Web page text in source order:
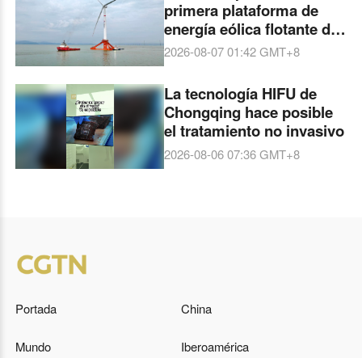
primera plataforma de
energía eólica flotante de
China
2026-08-07 01:42GMT+8
La tecnología HIFU de
Chongqing hace posible
el tratamiento no invasivo
2026-08-06 07:36GMT+8
Portada China
Mundo Iberoamérica